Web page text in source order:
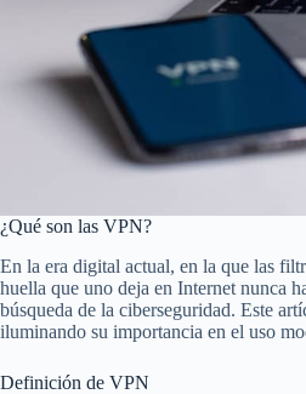
¿Qué son las VPN?
En la era digital actual, en la que las
huella que uno deja en Internet nunca
búsqueda de la ciberseguridad. Este
iluminando su importancia en el uso
Definición de VPN